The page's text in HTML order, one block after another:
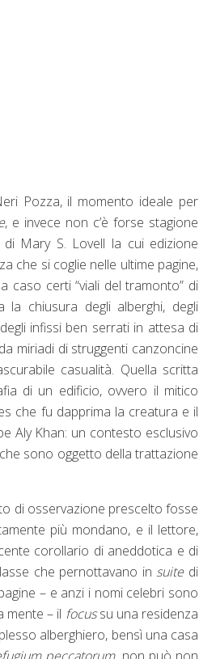
Pozza, il momento ideale per
, e invece non c’è forse stagione
Mary S. Lovell la cui edizione
che si coglie nelle ultime pagine,
caso certi “viali del tramonto” di
la chiusura degli alberghi, degli
infissi ben serrati in attesa di
miriadi di struggenti canzoncine
casualità. Quella scritta
di un edificio, ovvero il mitico
che fu dapprima la creatura e il
Aly Khan: un contesto esclusivo
sono oggetto della trattazione
di osservazione prescelto fosse
più mondano, e il lettore,
corollario di aneddotica e di
che pernottavano in suitedi
– e anzi i nomi celebri sono
mente – il focussu una residenza
alberghiero, bensì una casa
peccatorum, non può non